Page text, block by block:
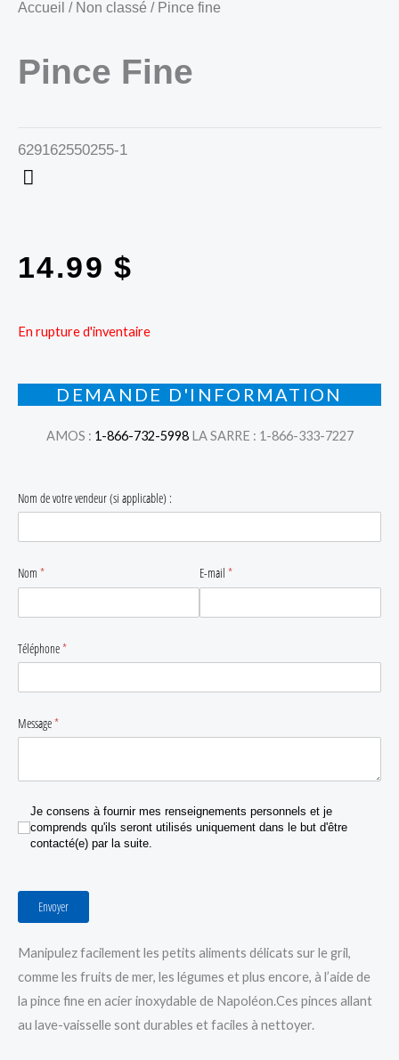
Accueil / Non classé / Pince fine
Pince Fine
629162550255-1
14.99$
En rupture d'inventaire
DEMANDE D'INFORMATION
AMOS : 1-866-732-5998LA SARRE : 1-866-333-7227
Nom de votre vendeur (si applicable) :
Nom *
(requis) E-mail *
(requis)
Téléphone*
(requis)
Message*
(requis)
Je consens à fournir mes renseignements personnels et je comprends qu'ils seront utilisés
Je consens à fournir mes renseignements personnels et je
comprends qu'ils seront utilisés uniquement dans le but d'être
contacté(e) par la suite.
Envoyer
Manipulez facilement les petits aliments délicats sur le gril,
comme les fruits de mer, les légumes et plus encore, à l’aide de
la pince fine en acier inoxydable de Napoléon.Ces pinces allant
au lave-vaisselle sont durables et faciles à nettoyer.